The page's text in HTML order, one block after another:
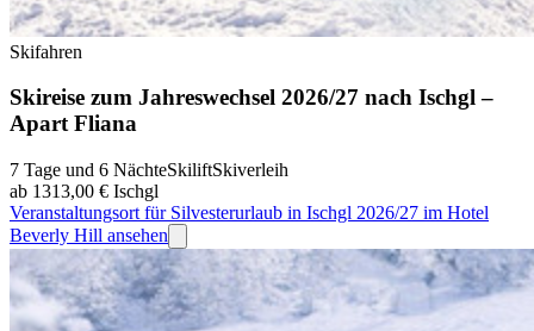
Skifahren
Skireise zum Jahreswechsel 2026/27 nach Ischgl –
Apart Fliana
7 Tage und 6 NächteSkiliftSkiverleih
ab 1313,00 € Ischgl
Veranstaltungsort für Silvesterurlaub in Ischgl 2026/27 im Hotel
Beverly Hill ansehen